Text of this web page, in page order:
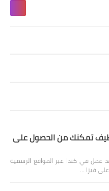
تمكنك من الحصول على
عمل في كندا عبر المواقع الرسمية
فيزا …